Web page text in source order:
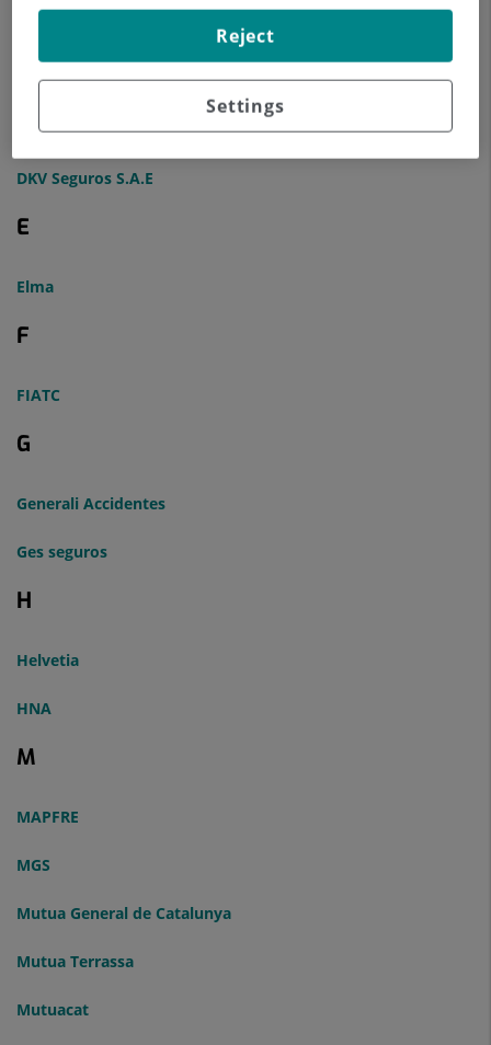
Divina Seguros
DKV Seguros S.A.E
E
Elma
F
FIATC
G
Generali Accidentes
Ges seguros
H
Helvetia
HNA
M
MAPFRE
MGS
Mutua General de Catalunya
Mutua Terrassa
Mutuacat
Settings
Reject